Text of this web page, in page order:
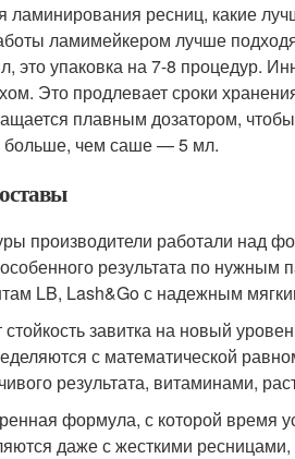
ресниц, какие
ламимейкером лучше
упаковка на 7-8 процедур.
Это продлевает сроки
плавным дозатором,
больше, чем саше — 5 мл.
производители работали над
результата по
LB, Lash&Go с надежным
завитка на новый
с математической
результата, витаминами,
формула, с которой время
даже с жесткими